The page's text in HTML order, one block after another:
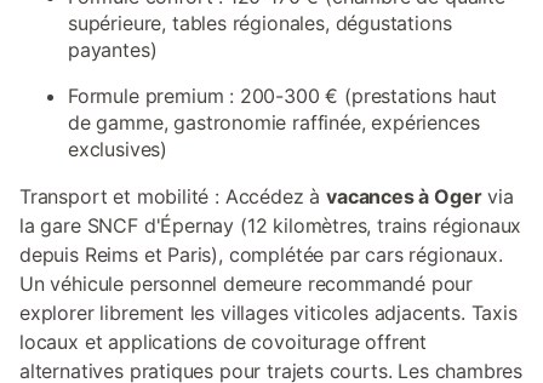
supérieure, tables régionales, dégustations
payantes)
Formule premium : 200-300 € (prestations haut
de gamme, gastronomie raffinée, expériences
exclusives)
Transport et mobilité : Accédez àvacances à Ogervia
la gare SNCF d'Épernay (12 kilomètres, trains régionaux
depuis Reims et Paris), complétée par cars régionaux.
Un véhicule personnel demeure recommandé pour
explorer librement les villages viticoles adjacents. Taxis
locaux et applications de covoiturage offrent
alternatives pratiques pour trajets courts. Les chambres